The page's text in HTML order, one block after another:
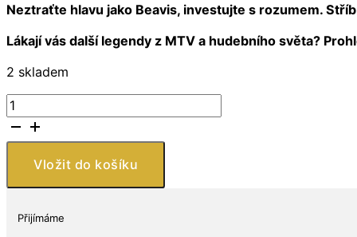
Neztraťte hlavu jako Beavis, investujte s rozumem.
Lákají vás další legendy z MTV a hudebního světa?
2 skladem
9Fine
Mint
Beavis
30th
Vložit do košíku
Přijímáme